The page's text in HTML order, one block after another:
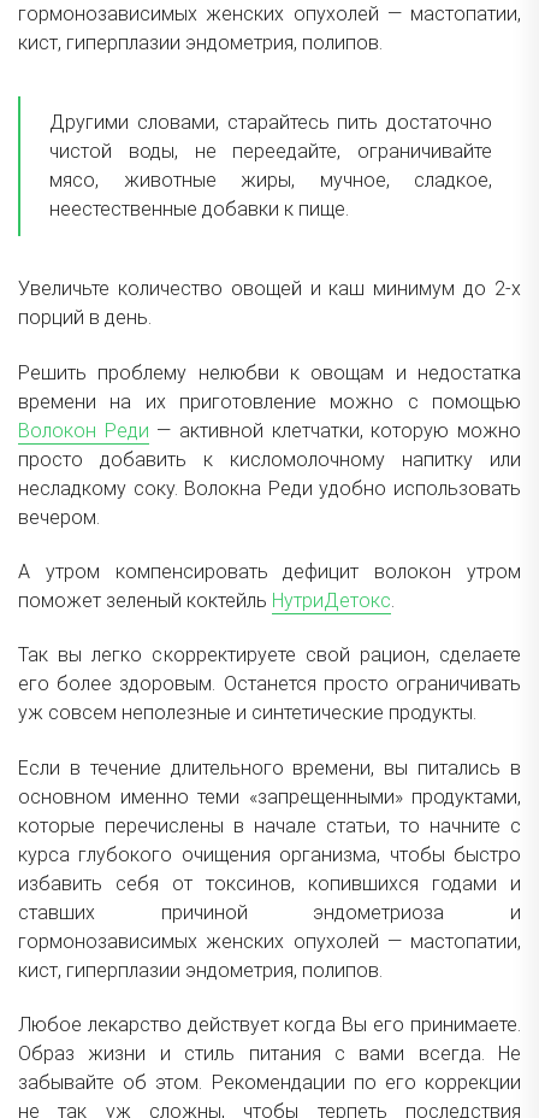
гормонозависимых женских опухолей — мастопатии,
кист, гиперплазии эндометрия, полипов.
Другими словами, старайтесь пить достаточно
чистой воды, не переедайте, ограничивайте
мясо, животные жиры, мучное, сладкое,
неестественные добавки к пище.
Увеличьте количество овощей и каш минимум до 2-х
порций в день.
Решить проблему нелюбви к овощам и недостатка
времени на их приготовление можно с помощью
Волокон Реди — активной клетчатки, которую можно
просто добавить к кисломолочному напитку или
несладкому соку. Волокна Реди удобно использовать
вечером.
А утром компенсировать дефицит волокон утром
поможет зеленый коктейль НутриДетокс.
Так вы легко скорректируете свой рацион, сделаете
его более здоровым. Останется просто ограничивать
уж совсем неполезные и синтетические продукты.
Если в течение длительного времени, вы питались в
основном именно теми «запрещенными» продуктами,
которые перечислены в начале статьи, то начните с
курса глубокого очищения организма, чтобы быстро
избавить себя от токсинов, копившихся годами и
ставших причиной эндометриоза и
гормонозависимых женских опухолей — мастопатии,
кист, гиперплазии эндометрия, полипов.
Любое лекарство действует когда Вы его принимаете.
Образ жизни и стиль питания с вами всегда. Не
забывайте об этом. Рекомендации по его коррекции
не так уж сложны, чтобы терпеть последствия